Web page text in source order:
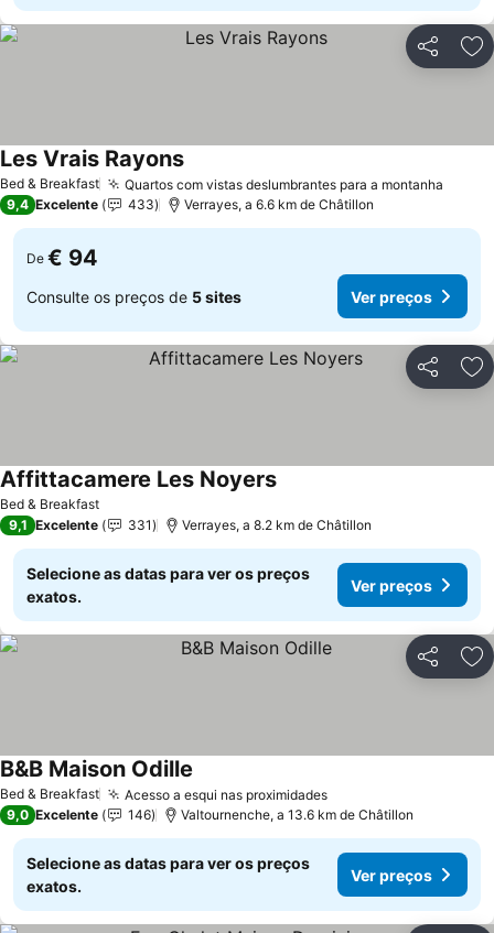
Partilhar
Bed & Breakfast Quartos com vistas deslumbrantes para a montanha
Les Vrais Rayons
9,4 Excelente 433 Verrayes, a 6.6 km de Châtillon
De € 94
Consulte os preços de 5 sites Ver preços
Partilhar
Bed & Breakfast
Affittacamere Les Noyers
9,1 Excelente 331 Verrayes, a 8.2 km de Châtillon
Selecione as datas para ver os preços
exatos.
Ver preços
Partilhar
Bed & Breakfast Acesso a esqui nas proximidades
B&B Maison Odille
9,0 Excelente 146 Valtournenche, a 13.6 km de Châtillon
Selecione as datas para ver os preços
exatos.
Ver preços